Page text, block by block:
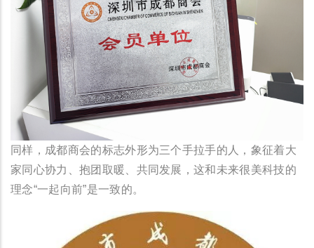
同样，成都商会的标志外形为三个手拉手的人，象征着大
家同心协力、抱团取暖、共同发展，这和未来很美科技的
理念“一起向前”是一致的。